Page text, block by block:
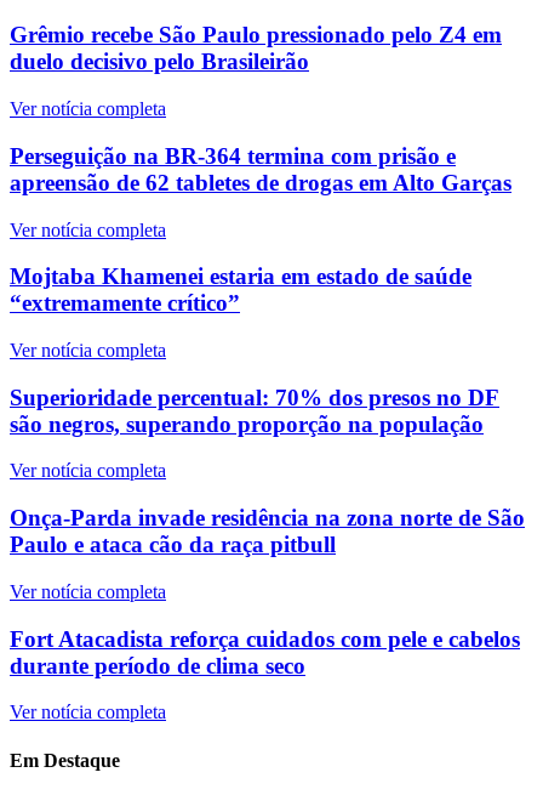
Grêmio recebe São Paulo pressionado pelo Z4 em
duelo decisivo pelo Brasileirão
Ver notícia completa
Perseguição na BR-364 termina com prisão e
apreensão de 62 tabletes de drogas em Alto Garças
Ver notícia completa
Mojtaba Khamenei estaria em estado de saúde
“extremamente crítico”
Ver notícia completa
Superioridade percentual: 70% dos presos no DF
são negros, superando proporção na população
Ver notícia completa
Onça-Parda invade residência na zona norte de São
Paulo e ataca cão da raça pitbull
Ver notícia completa
Fort Atacadista reforça cuidados com pele e cabelos
durante período de clima seco
Ver notícia completa
Em Destaque